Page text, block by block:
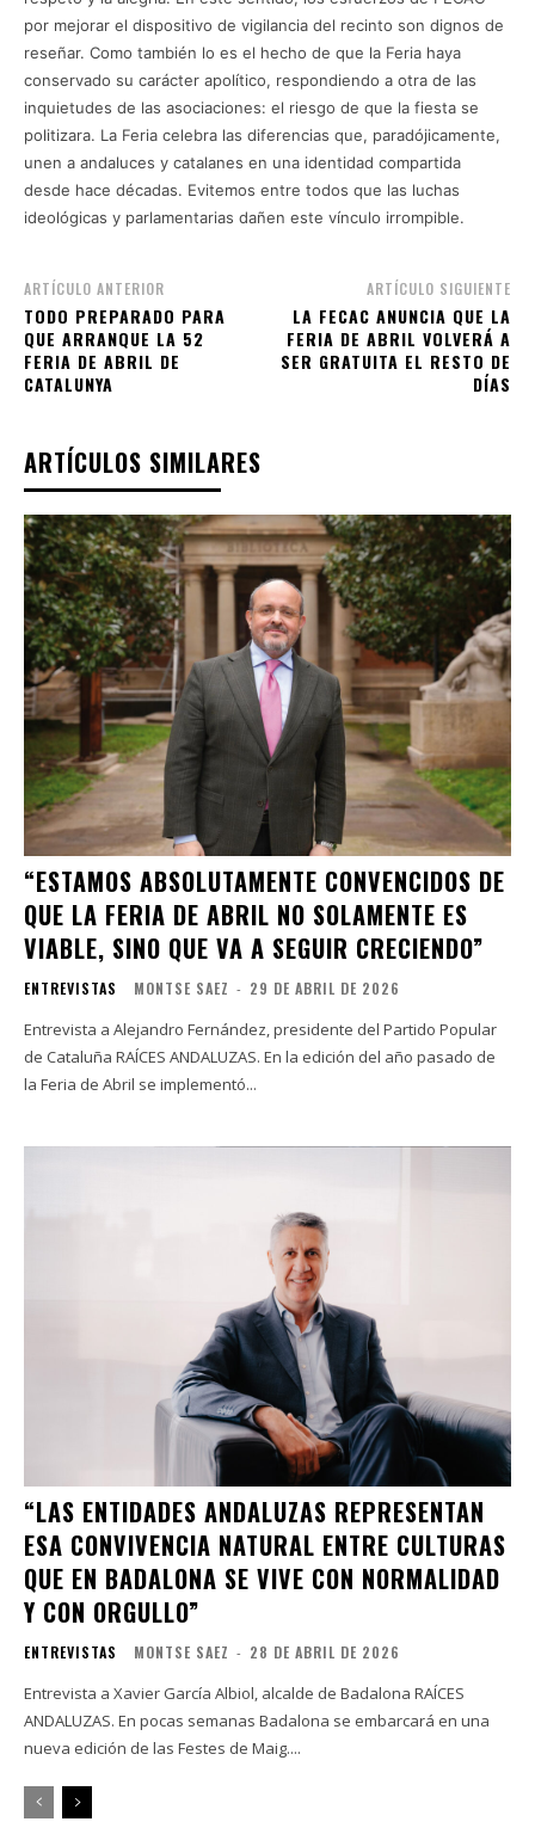
por mejorar el dispositivo de vigilancia del recinto son dignos de
reseñar. Como también lo es el hecho de que la Feria haya
conservado su carácter apolítico, respondiendo a otra de las
inquietudes de las asociaciones: el riesgo de que la fiesta se
politizara. La Feria celebra las diferencias que, paradójicamente,
unen a andaluces y catalanes en una identidad compartida
desde hace décadas. Evitemos entre todos que las luchas
ideológicas y parlamentarias dañen este vínculo irrompible.
ARTÍCULO ANTERIOR
TODO PREPARADO PARA
QUE ARRANQUE LA 52
FERIA DE ABRIL DE
CATALUNYA
ARTÍCULO SIGUIENTE
LA FECAC ANUNCIA QUE LA
FERIA DE ABRIL VOLVERÁ A
SER GRATUITA EL RESTO DE
DÍAS
ARTÍCULOS SIMILARES
“ESTAMOS ABSOLUTAMENTE CONVENCIDOS DE
QUE LA FERIA DE ABRIL NO SOLAMENTE ES
VIABLE, SINO QUE VA A SEGUIR CRECIENDO”
ENTREVISTAS MONTSE SAEZ - 29 DE ABRIL DE 2026
Entrevista a Alejandro Fernández, presidente del Partido Popular
de Cataluña RAÍCES ANDALUZAS. En la edición del año pasado de
la Feria de Abril se implementó...
“LAS ENTIDADES ANDALUZAS REPRESENTAN
ESA CONVIVENCIA NATURAL ENTRE CULTURAS
QUE EN BADALONA SE VIVE CON NORMALIDAD
Y CON ORGULLO”
ENTREVISTAS MONTSE SAEZ - 28 DE ABRIL DE 2026
Entrevista a Xavier García Albiol, alcalde de Badalona RAÍCES
ANDALUZAS. En pocas semanas Badalona se embarcará en una
nueva edición de las Festes de Maig....